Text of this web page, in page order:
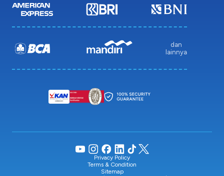
dan
lainnya
Privacy Policy
Terms & Condition
Sitemap